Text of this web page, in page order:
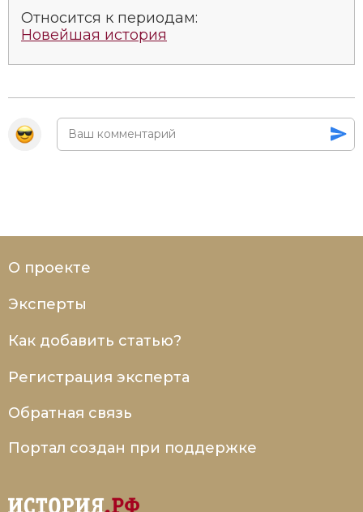
Относится к периодам:
Новейшая история
О проекте
Эксперты
Как добавить статью?
Регистрация эксперта
Обратная связь
Портал создан при поддержке